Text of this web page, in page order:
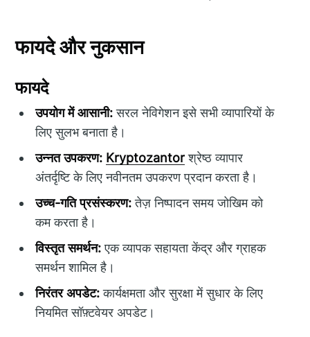
फायदे और नुकसान
फायदे
उपयोग में आसानी:सरल नेविगेशन इसे सभी व्यापारियों के
लिए सुलभ बनाता है।
उन्नत उपकरण: Kryptozantorश्रेष्ठ व्यापार
अंतर्दृष्टि के लिए नवीनतम उपकरण प्रदान करता है।
उच्च-गति प्रसंस्करण:तेज़ निष्पादन समय जोखिम को
कम करता है।
विस्तृत समर्थन:एक व्यापक सहायता केंद्र और ग्राहक
समर्थन शामिल है।
निरंतर अपडेट:कार्यक्षमता और सुरक्षा में सुधार के लिए
नियमित सॉफ़्टवेयर अपडेट।